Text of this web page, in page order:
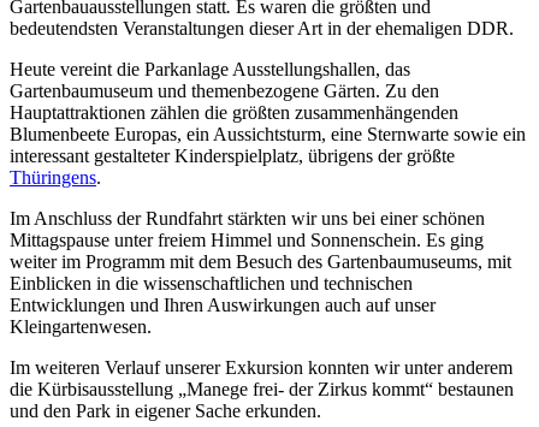
Gartenbauausstellungen statt. Es waren die größten und
bedeutendsten Veranstaltungen dieser Art in der ehemaligen DDR.
Heute vereint die Parkanlage Ausstellungshallen, das
Gartenbaumuseum und themenbezogene Gärten. Zu den
Hauptattraktionen zählen die größten zusammenhängenden
Blumenbeete Europas, ein Aussichtsturm, eine Sternwarte sowie ein
interessant gestalteter Kinderspielplatz, übrigens der größte
Thüringens.
Im Anschluss der Rundfahrt stärkten wir uns bei einer schönen
Mittagspause unter freiem Himmel und Sonnenschein. Es ging
weiter im Programm mit dem Besuch des Gartenbaumuseums, mit
Einblicken in die wissenschaftlichen und technischen
Entwicklungen und Ihren Auswirkungen auch auf unser
Kleingartenwesen.
Im weiteren Verlauf unserer Exkursion konnten wir unter anderem
die Kürbisausstellung „Manege frei- der Zirkus kommt“ bestaunen
und den Park in eigener Sache erkunden.